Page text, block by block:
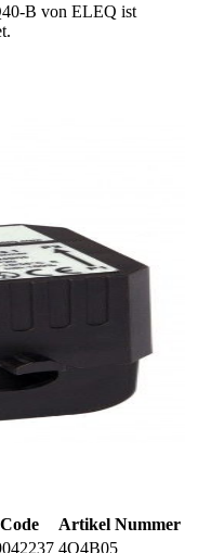
B von ELEQ ist
Artikel Nummer
4Q4B05